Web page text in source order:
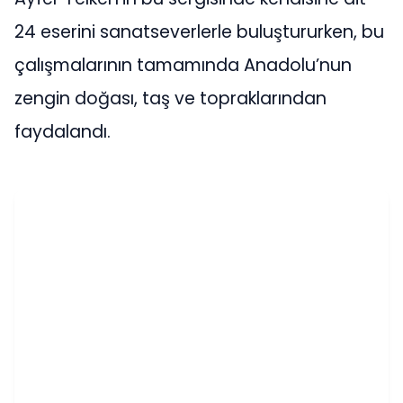
24 eserini sanatseverlerle buluştururken, bu
çalışmalarının tamamında Anadolu’nun
zengin doğası, taş ve topraklarından
faydalandı.